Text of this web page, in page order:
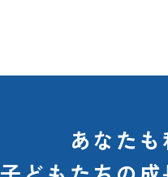
あなた